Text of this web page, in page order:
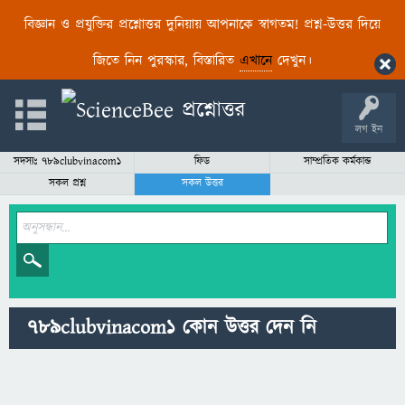
বিজ্ঞান ও প্রযুক্তির প্রশ্নোত্তর দুনিয়ায় আপনাকে স্বাগতম! প্রশ্ন-উত্তর দিয়ে
জিতে নিন পুরস্কার, বিস্তারিত এখানেদেখুন।
লগ ইন
সদস্যঃ 789clubvinacom1 ফিড
সাম্প্রতিক কর্মকান্ড
সকল প্রশ্ন
সকল উত্তর
789clubvinacom1 কোন উত্তর দেন নি